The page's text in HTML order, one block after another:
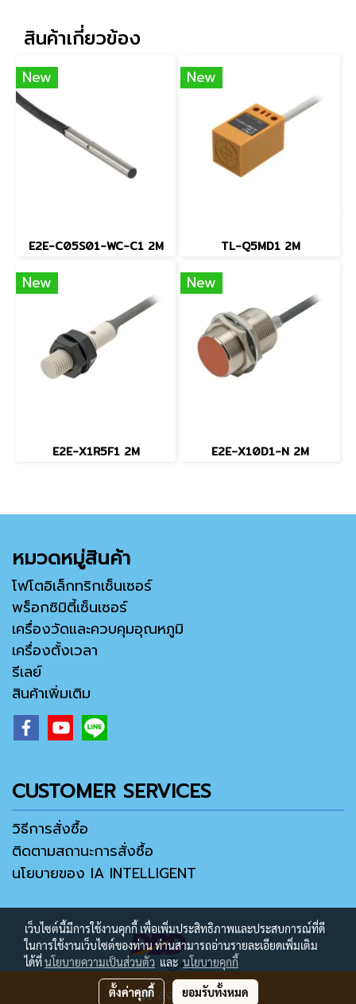
สั่งซื้อสินค้า
สินค้าเกี่ยวข้อง
New
E2E-C05S01-WC-C1 2M
New
TL-Q5MD1 2M
New
E2E-X1R5F1 2M
New
E2E-X10D1-N 2M
หมวดหมู่สินค้า
โฟโตอิเล็กทริกเซ็นเซอร์
พร็อกซิมิตี้เซ็นเซอร์
เครื่องวัดและควบคุมอุณหภูมิ
เครื่องตั้งเวลา
รีเลย์
สินค้าเพิ่มเติม
CUSTOMER SERVICES
วิธีการสั่งซื้อ
ติดตามสถานะการสั่งซื้อ
นโยบายของ IA INTELLIGENT
เว็บไซต์นี้มีการใช้งานคุกกี้ เพื่อเพิ่มประสิทธิภาพและประสบการณ์ที่ดี
ในการใช้งานเว็บไซต์ของท่าน ท่านสามารถอ่านรายละเอียดเพิ่มเติม
ได้ที่นโยบายความเป็นส่วนตัว และนโยบายคุกกี้
ตั้งค่าคุกกี้ ยอมรับทั้งหมด